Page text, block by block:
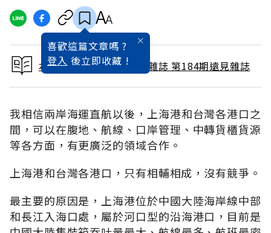
喜歡這篇文章嗎 ?
登入 後立即收藏 !
本文出自 2001 / 10月號雜誌 第184期遠見雜誌
我相信兩岸海運直航以後，上海港和台灣各港口之
間，可以在腹地、航線、口岸管理、中轉貨櫃貨源
等各方面，有更廣泛的領域合作。
上海港和台灣各港口，只有相輔相成，沒有競爭。
最主要的原因是，上海港位於中國大陸海岸線中部
和長江入海口處，屬於河口型的沿海港口，目前是